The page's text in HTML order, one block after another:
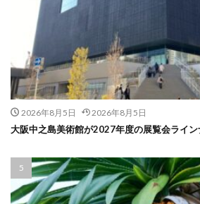
2026年8月5日 2026年8月5日
大阪中之島美術館が2027年度の展覧会ライン